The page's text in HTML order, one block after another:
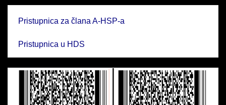
Pristupnica za člana A-HSP-a
Pristupnica u HDS